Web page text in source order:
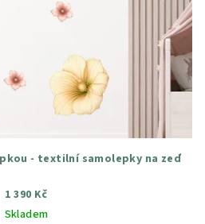
- textilní samolepky na zeď
1 390 Kč
Skladem